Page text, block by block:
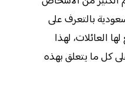
بالتعرف على
العائلات، لهذا
كل ما يتعلق بهذه